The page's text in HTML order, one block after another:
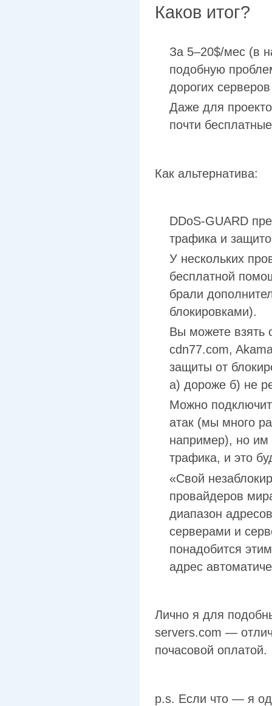
Каков итог?
За 5–20$/мес (в
подобную
дорогих
Даже для
почти
Как альтернатива:
DDoS-GUARD
трафика и
У нескольких
бесплатной
брали
блокировками).
Вы можете взять
cdn77.com,
защиты от
а) дороже б) не
Можно
атак (мы много
например), но им
трафика, и это
«Свой
провайдеров
диапазон
серверами и
понадобится
адрес
Лично я для
servers.com —
почасовой оплатой.
p.s. Если что — я